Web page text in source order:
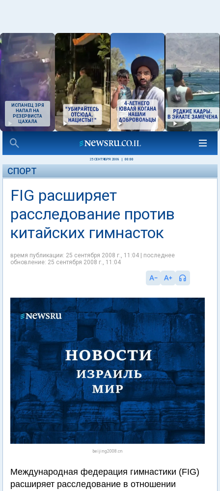
ИСПАНЕЦ ЗРЯ
НАПАЛ НА
РЕЗЕРВИСТА
ЦАХАЛА
25 СЕНТЯБРЯ 2008 00:00
СПОРТ
FIG расширяет
расследование против
китайских гимнасток
время публикации: 25 сентября 2008 г., 11:04 | последнее
обновление: 25 сентября 2008 г., 11:04
beijing2008.cn
Международная федерация гимнастики (FIG)
расширяет расследование в отношении